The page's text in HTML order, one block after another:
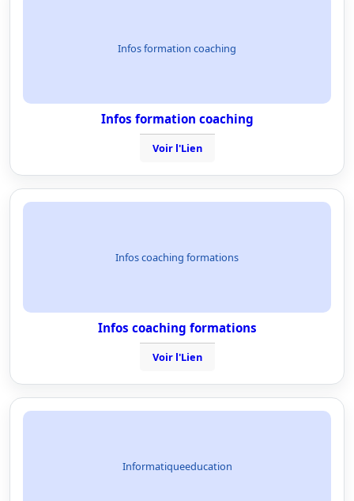
Infos formation coaching
Infos formation coaching
Voir l'Lien
Infos coaching formations
Infos coaching formations
Voir l'Lien
Informatiqueeducation